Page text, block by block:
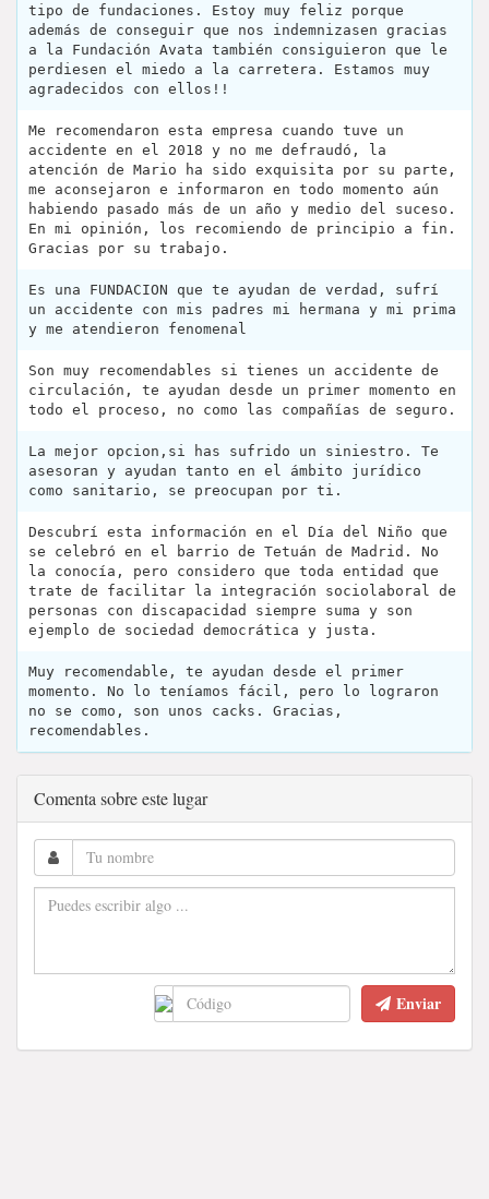
tipo de fundaciones. Estoy muy feliz porque
además de conseguir que nos indemnizasen gracias
a la Fundación Avata también consiguieron que le
perdiesen el miedo a la carretera. Estamos muy
agradecidos con ellos!!
Me recomendaron esta empresa cuando tuve un
accidente en el 2018 y no me defraudó, la
atención de Mario ha sido exquisita por su parte,
me aconsejaron e informaron en todo momento aún
habiendo pasado más de un año y medio del suceso.
En mi opinión, los recomiendo de principio a fin.
Gracias por su trabajo.
Es una FUNDACION que te ayudan de verdad, sufrí
un accidente con mis padres mi hermana y mi prima
y me atendieron fenomenal
Son muy recomendables si tienes un accidente de
circulación, te ayudan desde un primer momento en
todo el proceso, no como las compañías de seguro.
La mejor opcion,si has sufrido un siniestro. Te
asesoran y ayudan tanto en el ámbito jurídico
como sanitario, se preocupan por ti.
Descubrí esta información en el Día del Niño que
se celebró en el barrio de Tetuán de Madrid. No
la conocía, pero considero que toda entidad que
trate de facilitar la integración sociolaboral de
personas con discapacidad siempre suma y son
ejemplo de sociedad democrática y justa.
Muy recomendable, te ayudan desde el primer
momento. No lo teníamos fácil, pero lo lograron
no se como, son unos cacks. Gracias,
recomendables.
Comenta sobre este lugar
Enviar